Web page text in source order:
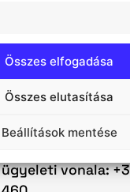
Összes elfogadása
Összes elutasítása
Beállítások mentése
Kapcsolatban
ügyeleti vonala: